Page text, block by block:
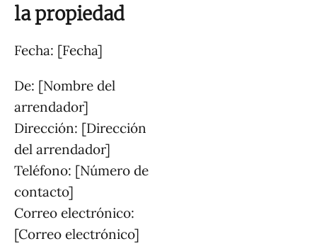
la propiedad
Fecha: [Fecha]
De: [Nombre del
arrendador]
Dirección: [Dirección
del arrendador]
Teléfono: [Número de
contacto]
Correo electrónico:
[Correo electrónico]